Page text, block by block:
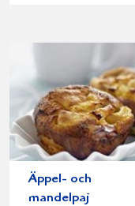
Äppel- och
mandelpaj